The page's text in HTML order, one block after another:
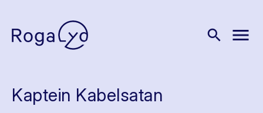
search menu
Kaptein Kabelsatan